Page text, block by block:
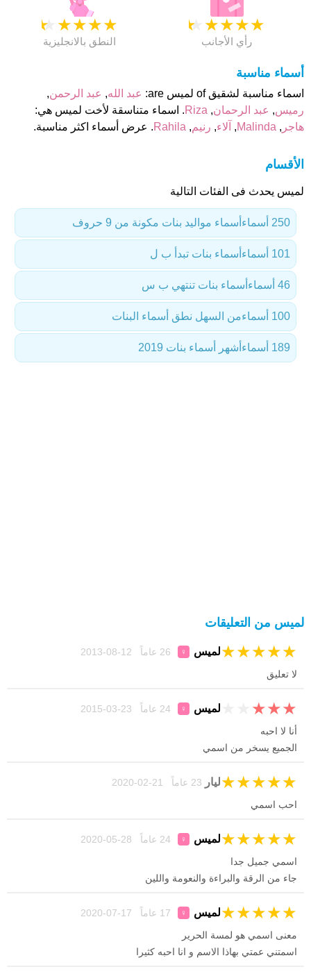
★
★
★
★
★
النطق بالانجليزية
★
★
★
★
★
رأي الأجانب
أسماء مناسبة
اسماء مناسبة لشقيق of لميس are: عبد الله, عبد الرحمن,
رميس, عبد الرحمان,
Riza. اسماء متناسقة لأخت لميس هي:
هاجر ,
Malinda
, آلاء, رنيم,
Rahila. عرض أسماء اكثر مناسبة.
الأقسام
لميس يحدث فى الفئات التالية
أسماء مواليد بنات مكونة من 9 حروف 250 أسماء
أسماء بنات تبدأ ب ل 101 أسماء
أسماء بنات تنتهي ب س 46 أسماء
من السهل نطق أسماء البنات 100 أسماء
أشهر أسماء بنات 2019 189 أسماء
لميس من التعليقات
لميس ♀ ★
★
★
★
★
لا تعليق
لميس ♀ ★
★
★
أنا لا احبه
الجميع يسخر من اسمي
ليار ★
★
★
★
★
احب اسمي
لميس ♀ ★
★
★
★
★
اسمي جميل جدا
جاء من الرقة والبراءة والنعومة واللين
لميس ♀ ★
★
★
★
★
معنى اسمي هو لمسة الحرير
اسمتني عمتي بهاذا الاسم و انا احبه كثيرا